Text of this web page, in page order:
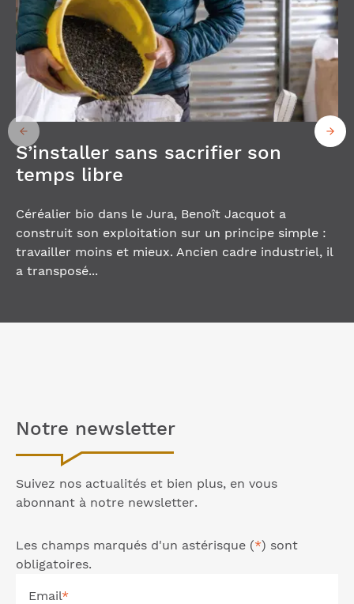
S’installer sans sacrifier son
temps libre
Céréalier bio dans le Jura, Benoît Jacquot a
construit son exploitation sur un principe simple :
travailler moins et mieux. Ancien cadre industriel, il
a transposé...
Notre newsletter
Suivez nos actualités et bien plus, en vous
abonnant à notre newsletter.
Les champs marqués d'un astérisque (*) sont
obligatoires.
Email*